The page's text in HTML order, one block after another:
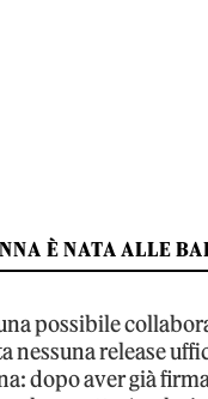
È NATA ALLE
possibile
nessuna release
dopo aver già